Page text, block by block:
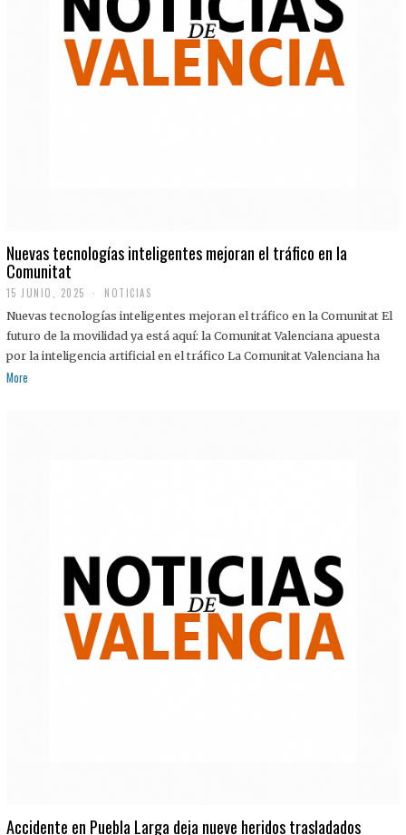
Nuevas tecnologías inteligentes mejoran el tráfico en la
Comunitat
15 JUNIO, 2025 NOTICIAS
Nuevas tecnologías inteligentes mejoran el tráfico en la Comunitat El
futuro de la movilidad ya está aquí: la Comunitat Valenciana apuesta
por la inteligencia artificial en el tráfico La Comunitat Valenciana ha
More
Accidente en Puebla Larga deja nueve heridos trasladados